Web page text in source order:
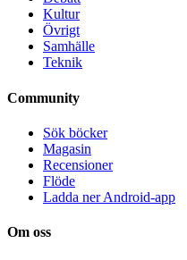
Kultur
Övrigt
Samhälle
Teknik
Community
Sök böcker
Magasin
Recensioner
Flöde
Ladda ner Android-app
Om oss